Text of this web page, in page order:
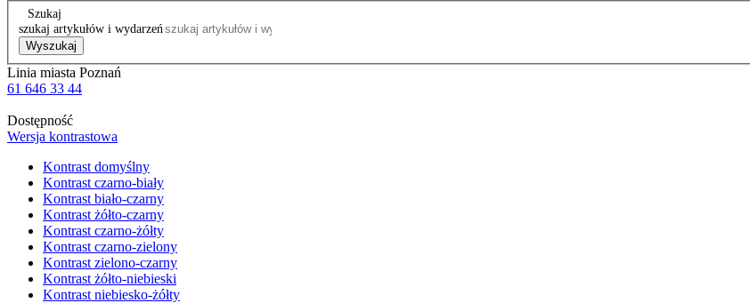
Szukaj
szukaj artykułów i wydarzeń
Wyszukaj
Linia miasta Poznań
61 646 33 44
Dostępność
Wersja kontrastowa
Kontrast domyślny
Kontrast czarno-biały
Kontrast biało-czarny
Kontrast żółto-czarny
Kontrast czarno-żółty
Kontrast czarno-zielony
Kontrast zielono-czarny
Kontrast żółto-niebieski
Kontrast niebiesko-żółty